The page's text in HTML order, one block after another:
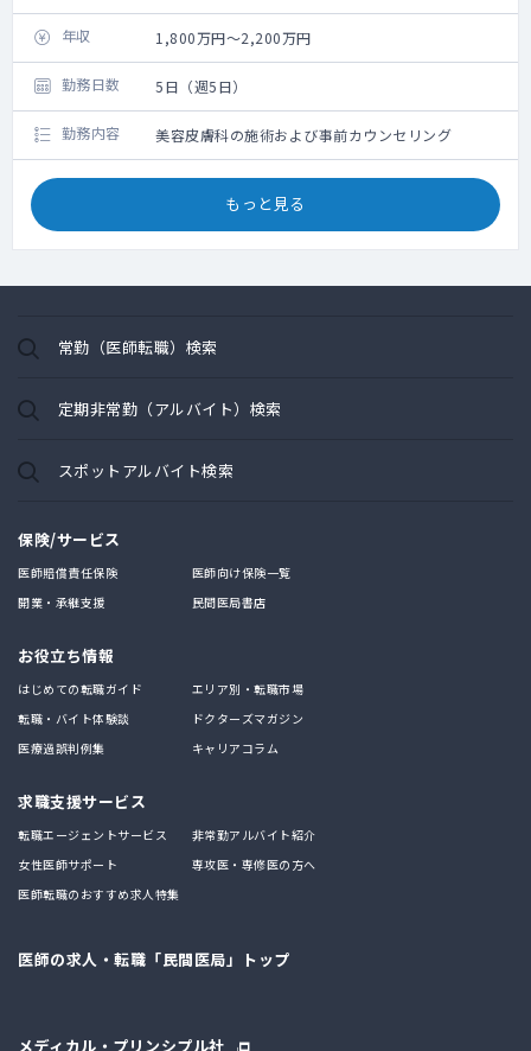
年収 1,800万円～2,200万円
勤務日数 5日（週5日）
勤務内容 美容皮膚科の施術および事前カウンセリング
もっと見る
常勤（医師転職）検索
定期非常勤（アルバイト）検索
スポットアルバイト検索
保険/サービス
医師賠償責任保険
医師向け保険一覧
開業・承継支援
民間医局書店
お役立ち情報
はじめての転職ガイド
エリア別・転職市場
転職・バイト体験談
ドクターズマガジン
医療過誤判例集
キャリアコラム
求職支援サービス
転職エージェントサービス
非常勤アルバイト紹介
女性医師サポート
専攻医・専修医の方へ
医師転職のおすすめ求人特集
医師の求人・転職「民間医局」トップ
メディカル・プリンシプル社